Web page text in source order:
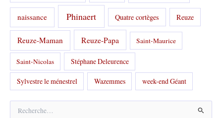
naissance Phinaert Quatre cortèges Reuze
Reuze-Maman Reuze-Papa Saint-Maurice
Saint-Nicolas Stéphane Deleurence
Sylvestre le ménestrel Wazemmes week-end Géant